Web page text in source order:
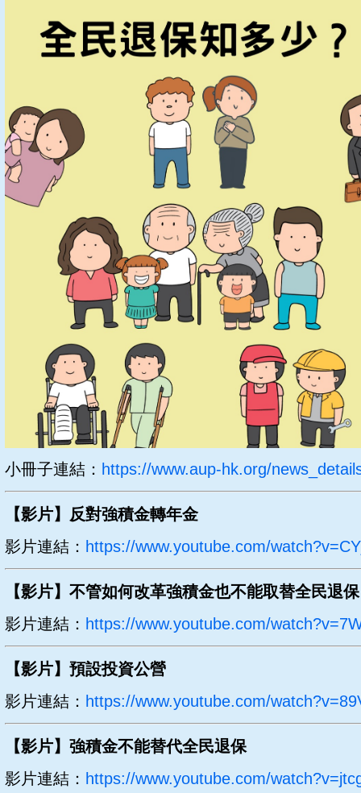
小冊子連結： https://www.aup-hk.org/
【影片】反對強積金轉年金
影片連結： https://www.youtube.com/
【影片】不管如何改革強積金也不能取替全民退保
影片連結： https://www.youtube.com/
【影片】預設投資公營
影片連結： https://www.youtube.com/
【影片】強積金不能替代全民退保
影片連結： https://www.youtube.com/